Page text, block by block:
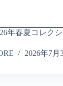
年春夏コレク
2026年7月